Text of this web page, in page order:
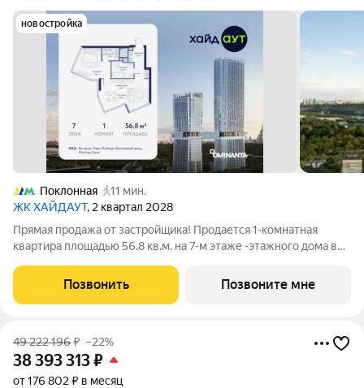
новостройка
Поклонная
11 мин.
ЖК ХАЙДАУТ, 2 квартал 2028
Прямая продажа от застройщика! Продается 1-комнатная
квартира площадью 56.8 кв.м. на 7-м этаже -этажного дома в
Победы, Долина реки Сетунь, МГУ, Москва-Сити, Воробьевы
горы. Высота потолков 3,25 м.
Позвонить Позвоните мне
49 222 196₽ –22%
38 393 313₽
от 176 802 ₽ в месяц